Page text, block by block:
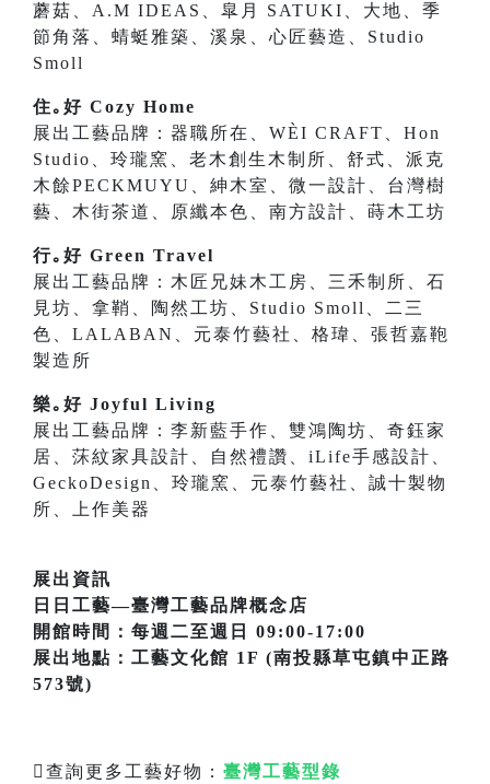
蘑菇、A.M IDEAS、皐月 SATUKI、大地、季
節角落、蜻蜓雅築、溪泉、心匠藝造、Studio
Smoll
住｡好 Cozy Home
展出工藝品牌：器職所在、WÈI CRAFT、Hon
Studio、玲瓏窯、老木創生木制所、舒式、派克
木餘PECKMUYU、紳木室、微一設計、台灣樹
藝、木街茶道、原纖本色、南方設計、蒔木工坊
行｡好 Green Travel
展出工藝品牌：木匠兄妹木工房、三禾制所、石
見坊、拿鞘、陶然工坊、Studio Smoll、二三
色、LALABAN、元泰竹藝社、格瑋、張哲嘉鞄
製造所
樂｡好 Joyful Living
展出工藝品牌：李新藍手作、雙鴻陶坊、奇鈺家
居、莯紋家具設計、自然禮讚、iLife手感設計、
GeckoDesign、玲瓏窯、元泰竹藝社、誠十製物
所、上作美器
展出資訊
日日工藝—臺灣工藝品牌概念店
開館時間：每週二至週日 09:00-17:00
展出地點：工藝文化館 1F (南投縣草屯鎮中正路
573號)
查詢更多工藝好物： 臺灣工藝型錄